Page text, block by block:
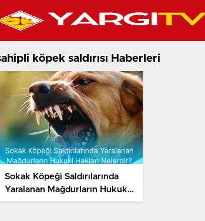
köpek saldırısı Haberleri
Sokak Köpeği Saldırılarında
Yaralanan Mağdurların Hukuki
Hakları Nelerdir? Tazminat